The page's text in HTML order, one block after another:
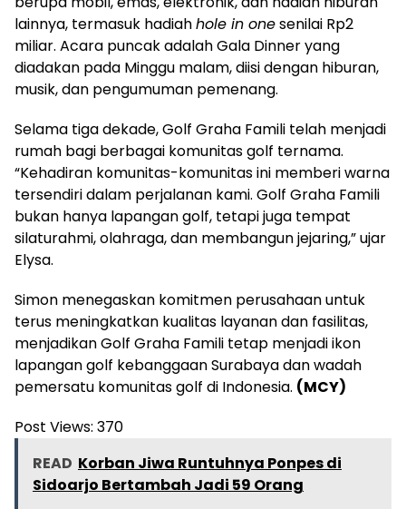
lainnya, termasuk hadiahhole in onesenilai Rp2
miliar. Acara puncak adalah Gala Dinner yang
diadakan pada Minggu malam, diisi dengan hiburan,
musik, dan pengumuman pemenang.
Selama tiga dekade, Golf Graha Famili telah menjadi
rumah bagi berbagai komunitas golf ternama.
“Kehadiran komunitas-komunitas ini memberi warna
tersendiri dalam perjalanan kami. Golf Graha Famili
bukan hanya lapangan golf, tetapi juga tempat
silaturahmi, olahraga, dan membangun jejaring,” ujar
Elysa.
Simon menegaskan komitmen perusahaan untuk
terus meningkatkan kualitas layanan dan fasilitas,
menjadikan Golf Graha Famili tetap menjadi ikon
lapangan golf kebanggaan Surabaya dan wadah
pemersatu komunitas golf di Indonesia. (MCY)
Post Views: 370
READ Korban Jiwa Runtuhnya Ponpes di
Sidoarjo Bertambah Jadi 59 Orang